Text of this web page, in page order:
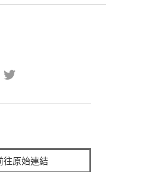
往原始連結